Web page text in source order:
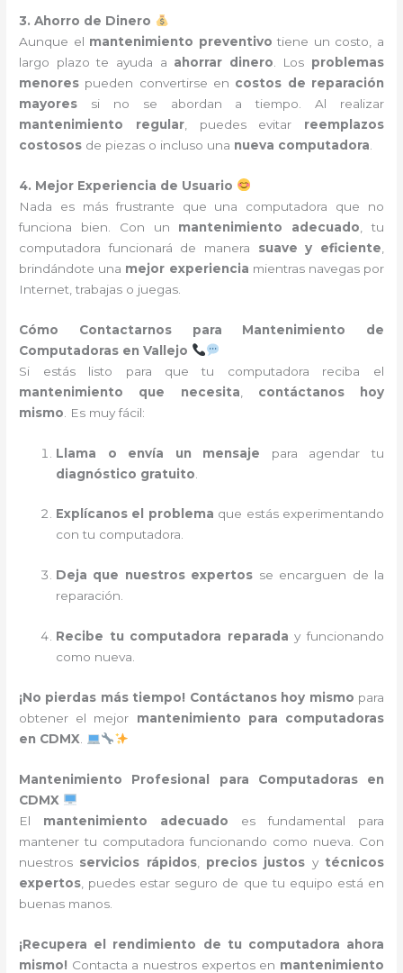
3. Ahorro de Dinero
Aunque el mantenimiento preventivo tiene un costo, a
largo plazo te ayuda a ahorrar dinero . Los problemas
menores pueden convertirse en costos de reparación
mayores si no se abordan a tiempo. Al realizar
mantenimiento regular, puedes evitar reemplazos
costosos de piezas o incluso una nueva computadora
4. Mejor Experiencia de Usuario
Nada es más frustrante que una computadora que no
funciona bien. Con un mantenimiento adecuado , tu
computadora funcionará de manera suave y eficiente
brindándote una mejor experiencia mientras navegas por
Internet, trabajas o juegas.
Cómo Contactarnos para Mantenimiento de
Computadoras en Vallejo
Si estás listo para que tu computadora reciba el
mantenimiento que necesita
contáctanos hoy
mismo . Es muy fácil:
Llama o envía un mensaje para agendar tu
diagnóstico gratuito
Explícanos el problema que estás experimentando
con tu computadora.
Deja que nuestros expertos se encarguen de la
reparación.
Recibe tu computadora reparada y funcionando
como nueva.
¡No pierdas más tiempo! Contáctanos hoy mismo para
obtener el mejor mantenimiento para computadoras
en CDMX
Mantenimiento Profesional para Computadoras en
CDMX
El mantenimiento adecuado es fundamental para
mantener tu computadora funcionando como nueva. Con
nuestros servicios rápidos, precios justos y técnicos
expertos , puedes estar seguro de que tu equipo está en
buenas manos.
¡Recupera el rendimiento de tu computadora ahora
mismo! Contacta a nuestros expertos en mantenimiento